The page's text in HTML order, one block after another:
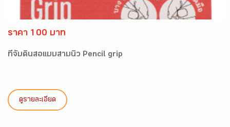
ราคา 100 บาท
ที่จับดินสอแบบสามนิ้ว Pencil grip
ดูรายละเอียด